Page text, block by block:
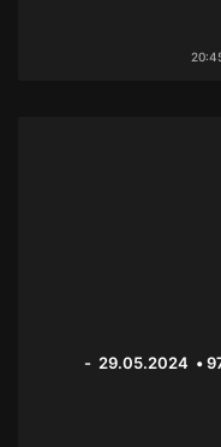
חיסול מזומן • מהדורה 970 • 29.05.2024 -